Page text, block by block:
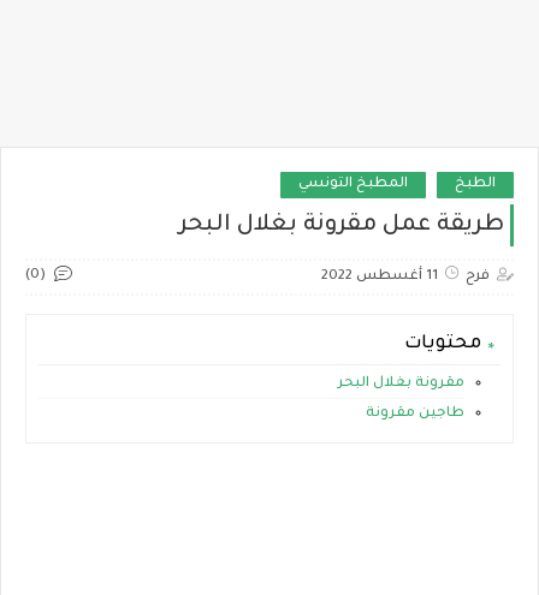
الطبخ المطبخ التونسي
طريقة عمل مقرونة بغلال البحر
فرح 11 أغسطس 2022 (0)
محتويات
مقرونة بغلال البحر
طاجين مقرونة